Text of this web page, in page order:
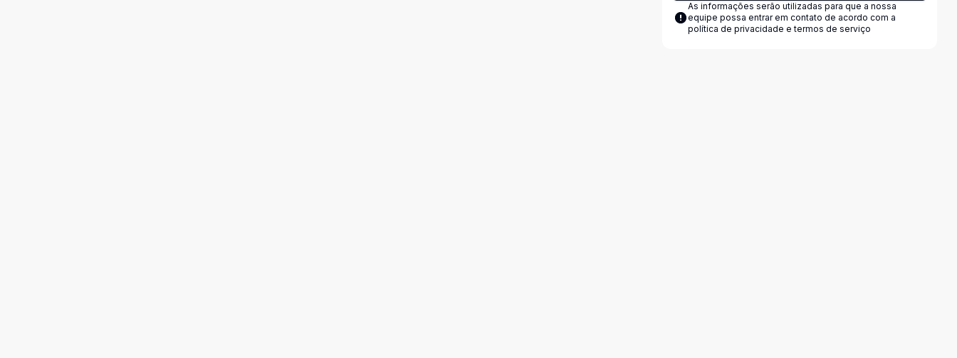
As informações serão utilizadas para que a nossa
equipe possa entrar em contato de acordo com a
política de privacidade e termos de serviço